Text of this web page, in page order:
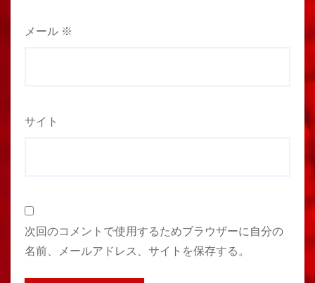
メール ※
サイト
次回のコメントで使用するためブラウザーに自分の
名前、メールアドレス、サイトを保存する。